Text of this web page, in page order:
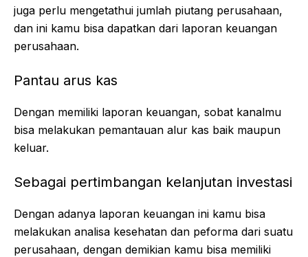
juga perlu mengetathui jumlah piutang perusahaan,
dan ini kamu bisa dapatkan dari laporan keuangan
perusahaan.
Pantau arus kas
Dengan memiliki laporan keuangan, sobat kanalmu
bisa melakukan pemantauan alur kas baik maupun
keluar.
Sebagai pertimbangan kelanjutan investasi
Dengan adanya laporan keuangan ini kamu bisa
melakukan analisa kesehatan dan peforma dari suatu
perusahaan, dengan demikian kamu bisa memiliki